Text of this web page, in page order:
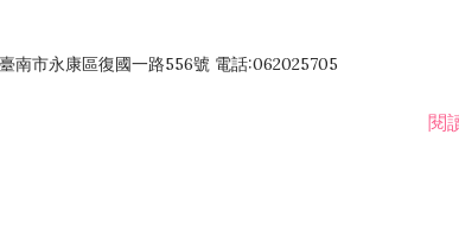
南市永康區復國一路556號 電話:062025705
閱